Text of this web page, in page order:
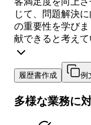
じて、問題解決
の重要性を学び
献できると考えて
履歴書作成 例
多様な業務に